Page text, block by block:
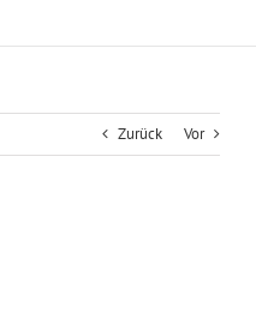
Zurück Vor